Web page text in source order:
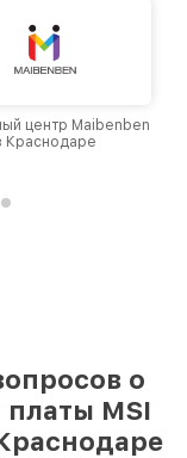
центр Maibenben
Краснодаре
о
MSI